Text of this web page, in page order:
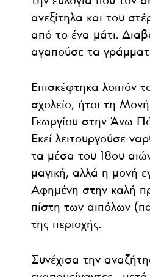
ανεξίτηλα και του
από το ένα μάτι.
αγαπούσε τα
Επισκέφτηκα λοιπόν
σχολείο, ήτοι τη
Γεωργίου στην Άνω
Εκεί λειτουργούσε
τα μέσα του 18ου
μαγική, αλλά η μονή
Αφημένη στην καλή
πίστη των αιπόλων
της περιοχής.
Συνέχισα την